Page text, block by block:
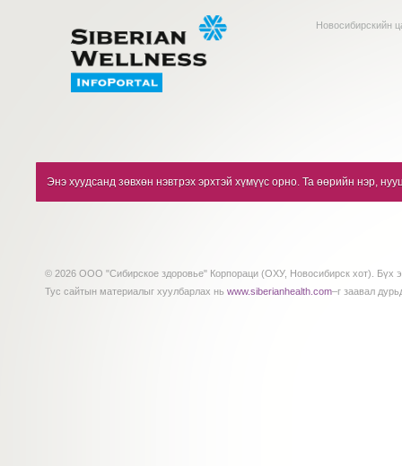
Новосибирскийн
Энэ хуудсанд зөвхөн нэвтрэх эрхтэй хүмүүс орно. Та өөрийн нэр,
© 2026 ООО "Сибирское здоровье" Корпораци (ОХУ, Новосибирск хот). Бүх
Тус сайтын материалыг хуулбарлах нь www.siberianhealth.com–г заавал